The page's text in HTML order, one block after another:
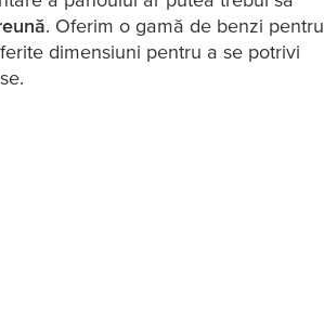
. Oferim o gamă de benzi pentru
dimensiuni pentru a se potrivi